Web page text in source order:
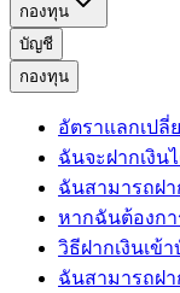
กองทุน
บัญชี
กองทุน
อัตราแลกเปลี่
ฉันจะฝากเงิน
ฉันสามารถฝา
หากฉันต้องกา
วิธีฝากเงินเข้
ฉันสามารถฝา